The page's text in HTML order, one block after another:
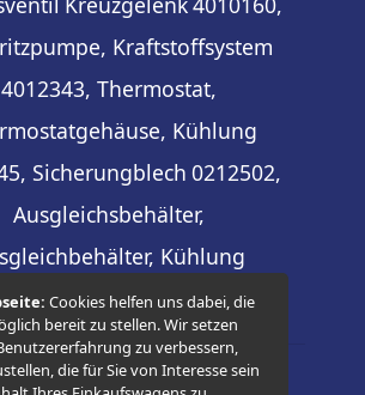
Cookies helfen uns dabei, die
bereit zu stellen. Wir setzen
zu verbessern,
die für Sie von Interesse sein
Kraftstoffsystem
4012343, Thermostat,
Kühlung
Sicherungblech 0212502,
Ausgleichsbehälter,
Kühlung